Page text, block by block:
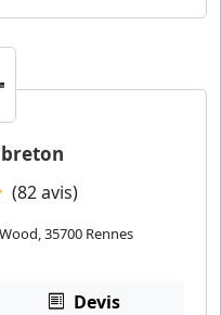
(82 avis)
35700 Rennes
Devis